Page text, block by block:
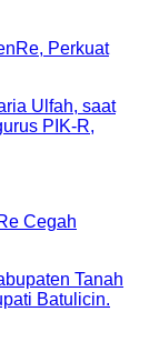
Perkuat
Cegah